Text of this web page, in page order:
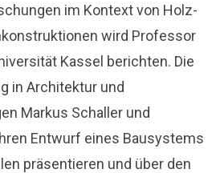
im Kontext von Holz-
wird Professor
Kassel berichten. Die
in Architektur und
Markus Schaller und
Entwurf eines Bausystems
präsentieren und über den